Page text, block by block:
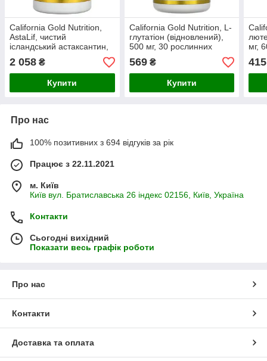
California Gold Nutrition,
AstaLif, чистий
ісландський астаксантин,
12 мг, 120 рослинних
м'яких таблеток
2 058 ₴
Купити
California Gold Nutrition, L-
глутатіон (відновлений),
500 мг, 30 рослинних
капсул
569₴
Купити
мг,
415
Про нас
100% позитивних з 694 відгуків за рік
Працює з 22.11.2021
м. Київ
Київ вул. Братиславська 26 індекс 02156, Київ, Україна
Контакти
Сьогодні вихідний
Показати весь графік роботи
Про нас
Контакти
Доставка та оплата